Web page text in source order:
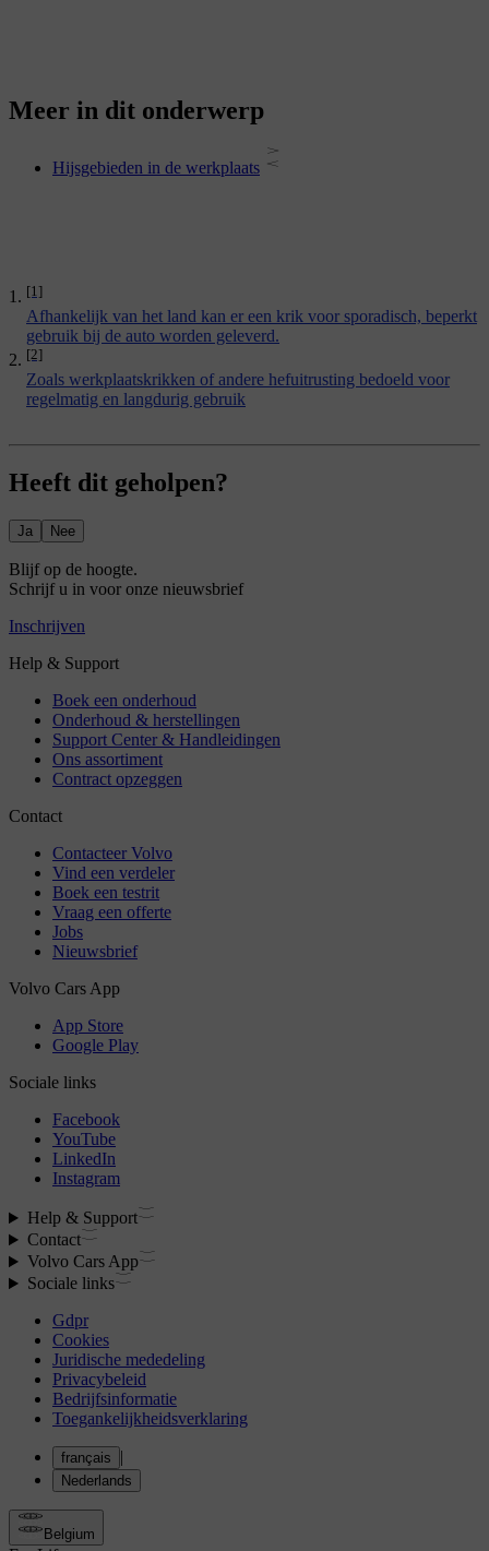
[1]
Afhankelijk van het land kan er een krik voor sporadisch, beperkt
gebruik bij de auto worden geleverd.
[2]
Zoals werkplaatskrikken of andere hefuitrusting bedoeld voor
regelmatig en langdurig gebruik
Meer in dit onderwerp
Hijsgebieden in de werkplaats
Heeft dit geholpen?
Ja Nee